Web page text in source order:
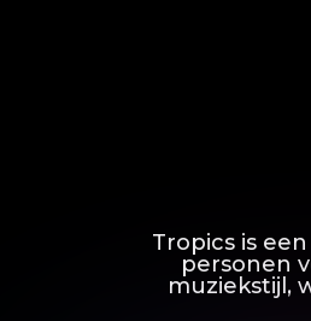
Tropics is
personen
muziekstijl,